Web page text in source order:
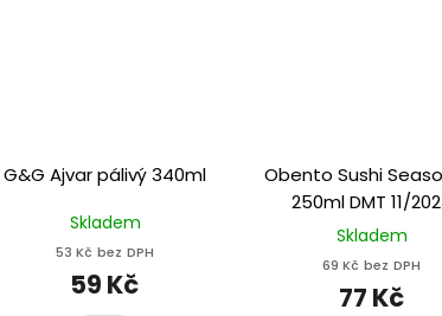
G&G Ajvar pálivý 340ml
Skladem
53 Kč bez DPH
59 Kč
Obento Sushi
250ml DMT 11/
Skladem
69 Kč bez DPH
77 Kč